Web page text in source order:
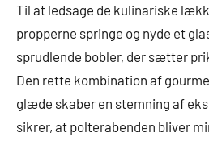
Til at ledsage de kulinariske
propperne springe og nyde et
sprudlende bobler, der sætter
Den rette kombination af
glæde skaber en stemning af
sikrer, at polterabenden bliver